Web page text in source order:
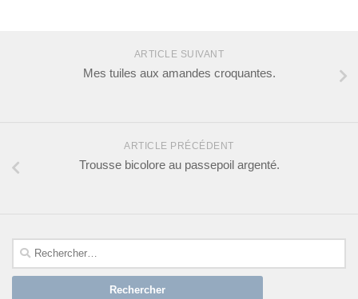
ARTICLE SUIVANT
Mes tuiles aux amandes croquantes.
ARTICLE PRÉCÉDENT
Trousse bicolore au passepoil argenté.
Rechercher :